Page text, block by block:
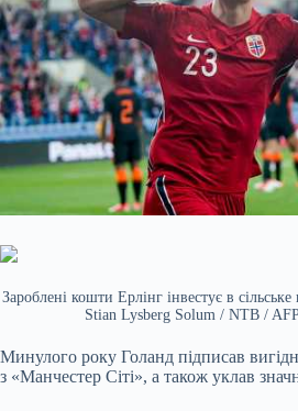
Зароблені кошти Ерлінг інвестує в
Stian Lysberg Solum / NTB /
Минулого року Голанд підписав
з «Манчестер Сіті», а також уклав